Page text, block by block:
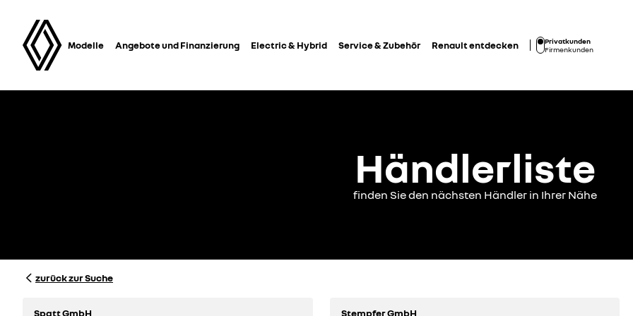
Modelle Angebote und Finanzierung Electric & Hybrid Service & Zubehör Renault entdecken
Privatkunden
Firmenkunden
Händlerliste
finden Sie den nächsten Händler in Ihrer Nähe
zurück zur Suche
Spatt GmbH
Stempfer GmbH